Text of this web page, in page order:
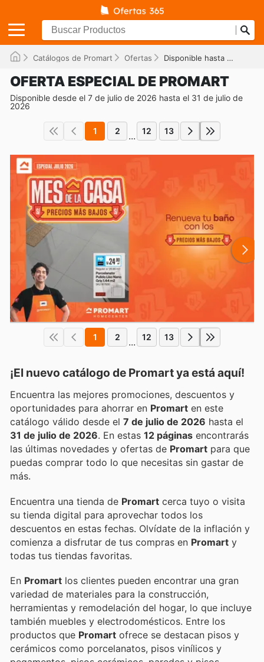
Catálogos de Promart Ofertas Disponible hasta el 31/07/2026
OFERTA ESPECIAL DE PROMART
Disponible desde el 7 de julio de 2026 hasta el 31 de julio de
2026
1 2 ... 12 13
1 2 ... 12 13
¡El nuevo catálogo de Promartya está aquí!
Encuentra las mejores promociones, descuentos y
oportunidades para ahorrar en Promart en este
catálogo válido desde el 7 de julio de 2026 hasta el
31 de julio de 2026 . En estas 12 páginas encontrarás
las últimas novedades y ofertas de Promart para que
puedas comprar todo lo que necesitas sin gastar de
más.
Encuentra una tienda de Promart cerca tuyo o visita
su tienda digital para aprovechar todos los
descuentos en estas fechas. Olvídate de la inflación y
comienza a disfrutar de tus compras en Promart y
todas tus tiendas favoritas.
En Promart los clientes pueden encontrar una gran
variedad de materiales para la construcción,
herramientas y remodelación del hogar, lo que incluye
también muebles y electrodomésticos. Entre los
productos que Promart ofrece se destacan pisos y
cerámicos como porcelanatos, pisos vinílicos y